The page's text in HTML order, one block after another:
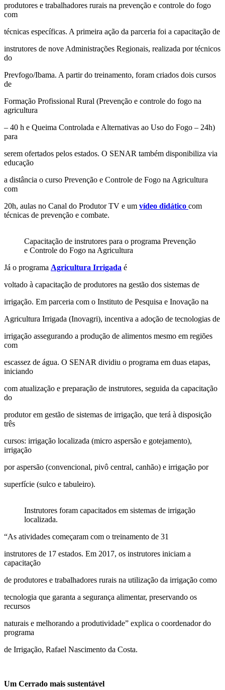
produtores e trabalhadores rurais na prevenção e controle do fogo
com
técnicas específicas. A primeira ação da parceria foi a capacitação de
instrutores de nove Administrações Regionais, realizada por técnicos
do
Prevfogo/Ibama. A partir do treinamento, foram criados dois cursos
de
Formação Profissional Rural (Prevenção e controle do fogo na
agricultura
– 40 h e Queima Controlada e Alternativas ao Uso do Fogo – 24h)
para
serem ofertados pelos estados. O SENAR também disponibiliza via
educação
a distância o curso Prevenção e Controle de Fogo na Agricultura
com
20h, aulas no Canal do Produtor TV e um vídeo didático com
técnicas de prevenção e combate.
Capacitação de instrutores para o programa Prevenção
e Controle do Fogo na Agricultura
Já o programa Agricultura Irrigada é
voltado à capacitação de produtores na gestão dos sistemas de
irrigação. Em parceria com o Instituto de Pesquisa e Inovação na
Agricultura Irrigada (Inovagri), incentiva a adoção de tecnologias de
irrigação assegurando a produção de alimentos mesmo em regiões
com
escassez de água. O SENAR dividiu o programa em duas etapas,
iniciando
com atualização e preparação de instrutores, seguida da capacitação
do
produtor em gestão de sistemas de irrigação, que terá à disposição
três
cursos: irrigação localizada (micro aspersão e gotejamento),
irrigação
por aspersão (convencional, pivô central, canhão) e irrigação por
superfície (sulco e tabuleiro).
Instrutores foram capacitados em sistemas de irrigação
localizada.
“As atividades começaram com o treinamento de 31
instrutores de 17 estados. Em 2017, os instrutores iniciam a
capacitação
de produtores e trabalhadores rurais na utilização da irrigação como
tecnologia que garanta a segurança alimentar, preservando os
recursos
naturais e melhorando a produtividade” explica o coordenador do
programa
de Irrigação, Rafael Nascimento da Costa.
Um Cerrado mais sustentável